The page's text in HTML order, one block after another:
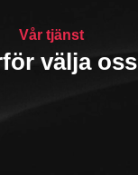
Vår tjänst
välja oss